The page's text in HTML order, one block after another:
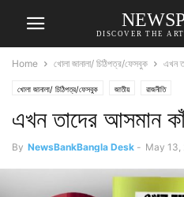
DISCOVER THE
Home খোলা জানালা/ চিঠিপত্র/ফেসবুক এখন
খোলা জানালা/ চিঠিপত্র/ফেসবুক জাতীয় রাজনীতি
এখন তাদের আসমান
By NewsBankBangla Desk - May 13,